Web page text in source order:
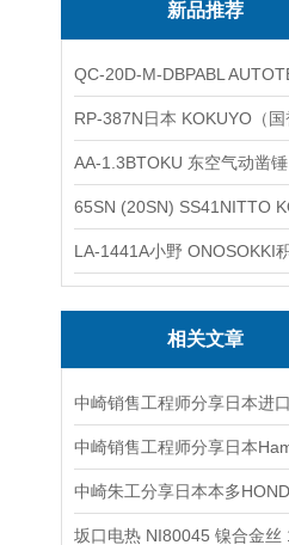
新品推荐
AA-1.3BTOKU 东空气动凿锤
相关文章